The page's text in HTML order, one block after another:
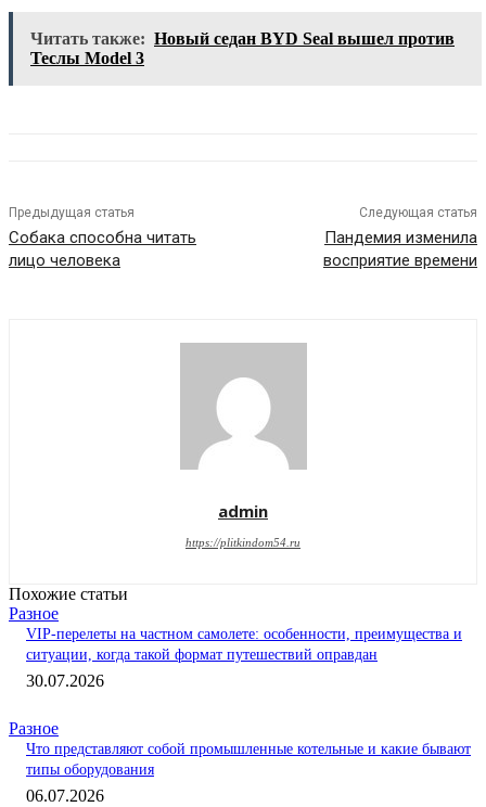
Читать также: Новый седан BYD Seal вышел против
Теслы Model 3
Предыдущая статья
Собака способна читать
лицо человека
Следующая статья
Пандемия изменила
восприятие времени
admin
https://plitkindom54.ru
Похожие статьи
Разное
VIP-перелеты на частном самолете: особенности, преимущества и
ситуации, когда такой формат путешествий оправдан
30.07.2026
Разное
Что представляют собой промышленные котельные и какие бывают
типы оборудования
06.07.2026